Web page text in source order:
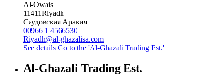
Al-Owais
11411Riyadh
Саудовская Аравия
00966 1 4566530
Riyadh@al-ghazalisa.com
See details Go to the 'Al-Ghazali Trading Est.'
Al-Ghazali Trading Est.